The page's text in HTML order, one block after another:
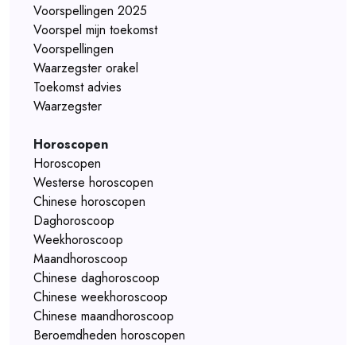
Voorspellingen 2025
Voorspel mijn toekomst
Voorspellingen
Waarzegster orakel
Toekomst advies
Waarzegster
Horoscopen
Horoscopen
Westerse horoscopen
Chinese horoscopen
Daghoroscoop
Weekhoroscoop
Maandhoroscoop
Chinese daghoroscoop
Chinese weekhoroscoop
Chinese maandhoroscoop
Beroemdheden horoscopen